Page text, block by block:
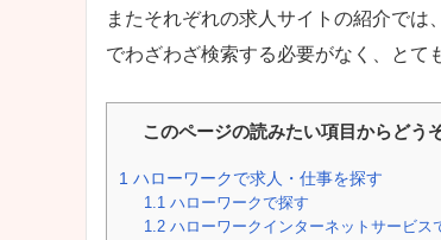
またそれぞれの求人サイトの紹介では、
でわざわざ検索する必要がなく、とて
このページの読みたい項目からどう
1 ハローワークで求人・仕事を探す
1.1 ハローワークで探す
1.2 ハローワークインターネットサービス